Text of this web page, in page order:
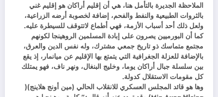
الملاحظة الجديرة بالتأمل هنا، هي أن إقليم أراكان هو إقليم غني
بالثروات الطبيعية والنفط والفحم، إضافة لخصوبة أرضه الزراعية،
ولعل ذلك أحد أسباب الأزمة، فهي أطماع لاتتوقف للسيطرة عليه.
كما أن البورميين يصرون على إبادة المسلمين الروهينجا لكونهم
مجتمع متماسك ذو تاريخ جمعي مشترك، وله نفس الدين والعرق،
بالإضافة للعزلة الجغرافية التي يتمتع بها الإقليم عن ميانمار، إذ يقع
بين سلسلة جبال أراكان يوما، وخليج البنغال، ونهر ناف، فهو يمتلك
كل مقومات الاستقلال كدولة.
وها هو قائد المجلس العسكري للانقلاب الحالي (مين أونج هلاينج)(